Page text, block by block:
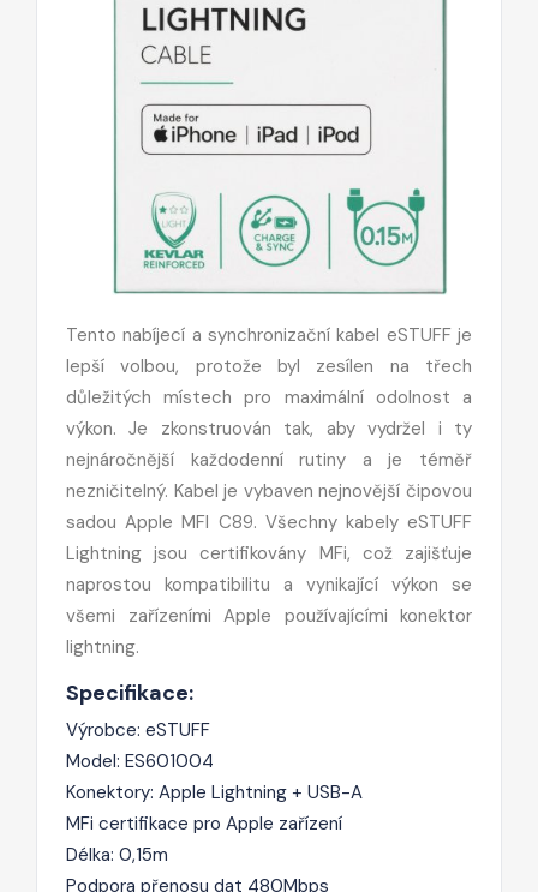
Tento nabíjecí a synchronizační kabel eSTUFF je
lepší volbou, protože byl zesílen na třech
důležitých místech pro maximální odolnost a
výkon. Je zkonstruován tak, aby vydržel i ty
nejnáročnější každodenní rutiny a je téměř
nezničitelný. Kabel je vybaven nejnovější čipovou
sadou Apple MFI C89. Všechny kabely eSTUFF
Lightning jsou certifikovány MFi, což zajišťuje
naprostou kompatibilitu a vynikající výkon se
všemi zařízeními Apple používajícími konektor
lightning.
Specifikace:
Výrobce: eSTUFF
Model: ES601004
Konektory: Apple Lightning + USB-A
MFi certifikace pro Apple zařízení
Délka: 0,15m
Podpora přenosu dat 480Mbps